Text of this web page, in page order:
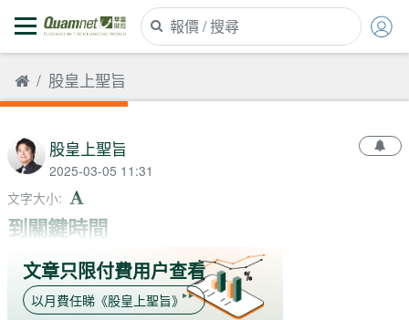
股皇上聖旨
股皇上聖旨
2025-03-05 11:31
文字大小:
到關鍵時間
文章只限付費用户查看
以月費任睇 《股皇上聖旨》